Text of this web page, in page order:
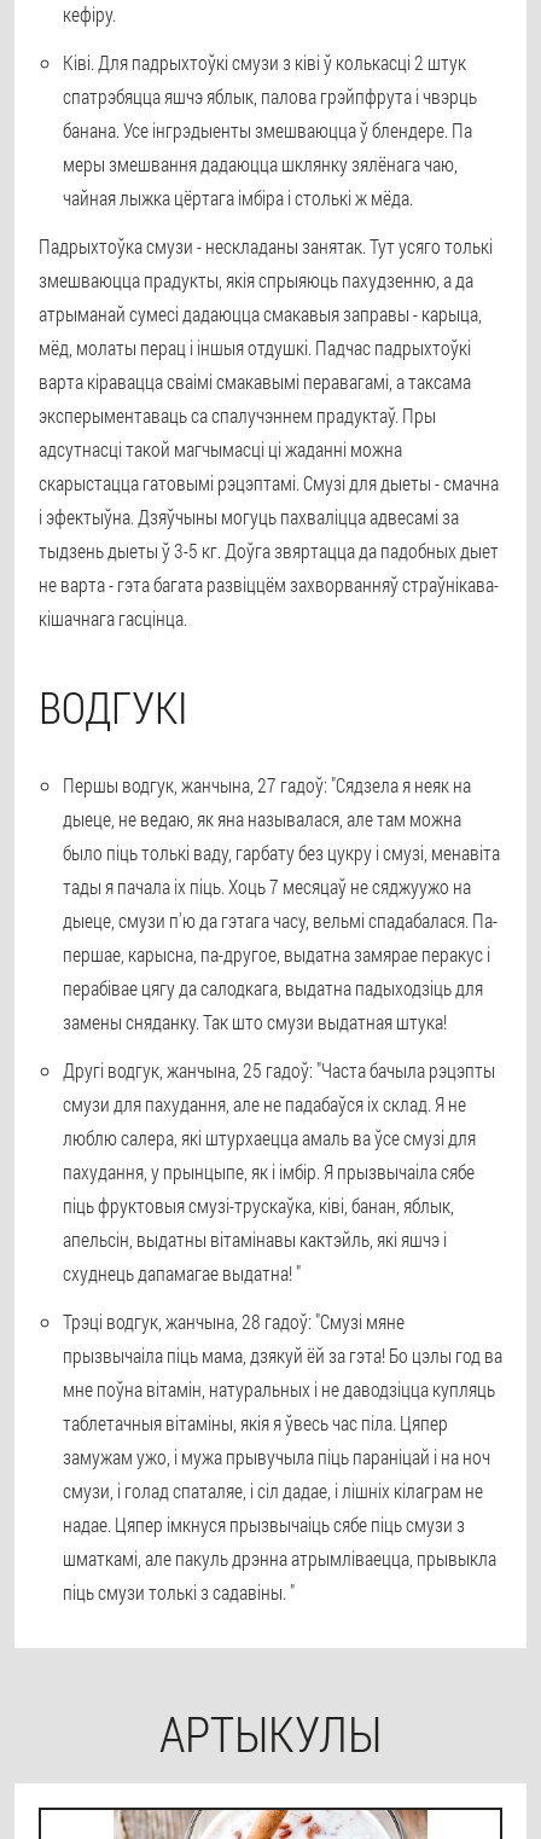
кефіру.
Ківі. Для падрыхтоўкі смузи з ківі ў колькасці 2 штук
спатрэбяцца яшчэ яблык, палова грэйпфрута і чвэрць
банана. Усе інгрэдыенты змешваюцца ў блендере. Па
меры змешвання дадаюцца шклянку зялёнага чаю,
чайная лыжка цёртага імбіра і столькі ж мёда.
Падрыхтоўка смузи - нескладаны занятак. Тут усяго толькі
змешваюцца прадукты, якія спрыяюць пахудзенню, а да
атрыманай сумесі дадаюцца смакавыя заправы - карыца,
мёд, молаты перац і іншыя отдушкі. Падчас падрыхтоўкі
варта кіравацца сваімі смакавымі перавагамі, а таксама
эксперыментаваць са спалучэннем прадуктаў. Пры
адсутнасці такой магчымасці ці жаданні можна
скарыстацца гатовымі рэцэптамі. Смузі для дыеты - смачна
і эфектыўна. Дзяўчыны могуць пахваліцца адвесамі за
тыдзень дыеты ў 3-5 кг. Доўга звяртацца да падобных дыет
не варта - гэта багата развіццём захворванняў страўнікава-
кішачнага гасцінца.
ВОДГУКІ
Першы водгук, жанчына, 27 гадоў: "Сядзела я неяк на
дыеце, не ведаю, як яна называлася, але там можна
было піць толькі ваду, гарбату без цукру і смузі, менавіта
тады я пачала іх піць. Хоць 7 месяцаў не сяджуужо на
дыеце, смузи п'ю да гэтага часу, вельмі спадабалася. Па-
першае, карысна, па-другое, выдатна замярае перакус і
перабівае цягу да салодкага, выдатна падыходзіць для
замены сняданку. Так што смузи выдатная штука!
Другі водгук, жанчына, 25 гадоў: "Часта бачыла рэцэпты
смузи для пахудання, але не падабаўся іх склад. Я не
люблю салера, які штурхаецца амаль ва ўсе смузі для
пахудання, у прынцыпе, як і імбір. Я прызвычаіла сябе
піць фруктовыя смузі-трускаўка, ківі, банан, яблык,
апельсін, выдатны вітамінавы кактэйль, які яшчэ і
схуднець дапамагае выдатна! "
Трэці водгук, жанчына, 28 гадоў: "Смузі мяне
прызвычаіла піць мама, дзякуй ёй за гэта! Бо цэлы год ва
мне поўна вітамін, натуральных і не даводзіцца купляць
таблетачныя вітаміны, якія я ўвесь час піла. Цяпер
замужам ужо, і мужа прывучыла піць параніцай і на ноч
смузи, і голад спаталяе, і сіл дадае, і лішніх кілаграм не
надае. Цяпер імкнуся прызвычаіць сябе піць смузи з
шматкамі, але пакуль дрэнна атрымліваецца, прывыкла
піць смузи толькі з садавіны. "
АРТЫКУЛЫ